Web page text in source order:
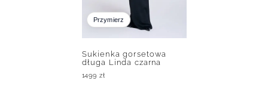
Przymierz
Sukienka gorsetowa
długa Linda czarna
1499 zł